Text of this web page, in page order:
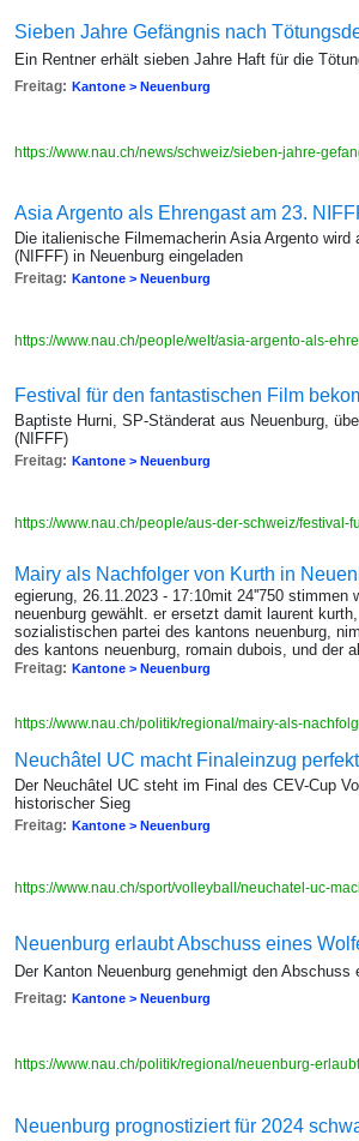
Sieben Jahre Gefängnis nach
Ein Rentner erhält sieben Jahre Haft für die
Freitag: Kantone > Neuenburg
https://www.nau.ch/news/schweiz/sieben-jahre-
Asia Argento als Ehrengast am 23.
Die italienische Filmemacherin Asia Argento
(NIFFF) in Neuenburg eingeladen
Freitag: Kantone > Neuenburg
https://www.nau.ch/people/welt/asia-argento-als-
Festival für den fantastischen Film
Baptiste Hurni, SP-Ständerat aus Neuenburg,
(NIFFF)
Freitag: Kantone > Neuenburg
https://www.nau.ch/people/aus-der-schweiz/
Mairy als Nachfolger von Kurth in
egierung, 26.11.2023 - 17:10mit 24''750
neuenburg gewählt. er ersetzt damit laurent
sozialistischen partei des kantons neuenburg,
des kantons neuenburg, romain dubois, und der
Freitag: Kantone > Neuenburg
https://www.nau.ch/politik/regional/mairy-als-
Neuchâtel UC macht Finaleinzug
Der Neuchâtel UC steht im Final des CEV-Cup
historischer Sieg
Freitag: Kantone > Neuenburg
https://www.nau.ch/sport/volleyball/neuchatel-uc-
Neuenburg erlaubt Abschuss eines
Der Kanton Neuenburg genehmigt den
Freitag: Kantone > Neuenburg
https://www.nau.ch/politik/regional/neuenburg-
Neuenburg prognostiziert für 2024